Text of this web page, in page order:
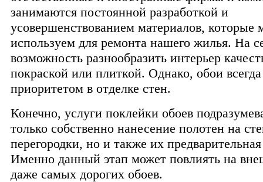
занимаются постоянной разработкой и
усовершенствованием материалов, которые
используем для ремонта нашего жилья. На
возможность разнообразить интерьер
покраской или плиткой. Однако, обои
приоритетом в отделке стен.
Конечно, услуги поклейки обоев
только собственно нанесение полотен на
перегородки, но и также их
Именно данный этап может повлиять на
даже самых дорогих обоев.